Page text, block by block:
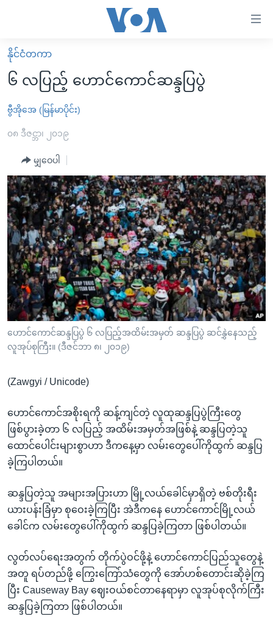
လွယ်ကူ
စေ
Link
များ
အကြောင်းအရာ
ကျော်
ကြည့်
ရန်
ပင်မ
အ
ညွန်း
စာမျက်နှာ
နေရာ
သို့
ကျော်
မူလစာမျက်နှာ
မြန်မာ
ကမ္ဘာ့သတင်းများ
နိုင်ငံတကာ
တရုတ်
အစ္စရေး-ပါလက်စတိုင်း
ဗွီဒီယို
ရပ်ဝန်းတခု လမ်းတခု အလွန်
အင်္ဂလိပ်စာလေ့လာမယ်
အမေရိကန်သုံးအီဒီယံ
မကြေးမုံရဲ့ အင်္ဂလိပ်စာ
ရုပ်ရှင်ထဲက အင်္ဂလိပ်စာ
သုတပဒေသာ အင်္ဂလိပ်စာ
အပတ်စဉ်ကဏ္ဍများ
ရေဒီယို
တီဗွီ
ရေဒီယိုနှင့်ရုပ်သံ အချက်အလက်များ
ရေဒီယို/တီဗွီအစီအစဉ်
Learning English
ဗွီအိုအေ လူမှုကွန်ယက်များ
ဘာသာစကားများ
နိုင်ငံတကာ
၆ လပြည့် ဟောင်ကောင်ဆန္ဒပြပွဲ
ဗွီအိုအေ (မြန်မာပိုင်း)
၀၈ ဒီဇင္ဘာ၊ ၂၀၁၉
မျှဝေပါ
ဟောင်ကောင်ဆန္ဒပြပွဲ ၆ လပြည့်အထိမ်းအမှတ် ဆန္ဒပြပွဲ ဆင်နွှဲနေသည့်
လူအုပ်စုကြီး။ (ဒီဇင်ဘာ ၈၊ ၂၀၁၉)
(Zawgyi / Unicode)
ဟောင်ကောင်အစိုးရကို ဆန့်ကျင်တဲ့ လူထုဆန္ဒပြပွဲကြီးတွေ
ဖြစ်ပွားခဲ့တာ ၆ လပြည့် အထိမ်းအမှတ်အဖြစ်နဲ့ ဆန္ဒပြတဲ့သူ
ထောင်ပေါင်းများစွာဟာ ဒီကနေ့မှာ လမ်းတွေပေါ်ကိုထွက် ဆန္ဒပြ
ခဲ့ကြပါတယ်။
ဆန္ဒပြတဲ့သူ အများအပြားဟာ မြို့လယ်ခေါင်မှာရှိတဲ့ ဗစ်တိုးရီး
ယားပန်းခြံမှာ စုဝေးခဲ့ကြပြီး အဲဒီကနေ ဟောင်ကောင်မြို့လယ်
ခေါင်က လမ်းတွေပေါ်ကိုထွက် ဆန္ဒပြခဲ့ကြတာ ဖြစ်ပါတယ်။
လွတ်လပ်ရေးအတွက် တိုက်ပွဲဝင်ဖို့နဲ့ ဟောင်ကောင်ပြည်သူတွေနဲ့
အတူ ရပ်တည်ဖို့ ကြွေးကြော်သံတွေကို အော်ဟစ်တောင်းဆိုခဲ့ကြ
ပြီး Causeway Bay ဈေးဝယ်စင်တာနေရာမှာ လူအုပ်စုလိုက်ကြီး
ဆန္ဒပြခဲ့ကြတာ ဖြစ်ပါတယ်။